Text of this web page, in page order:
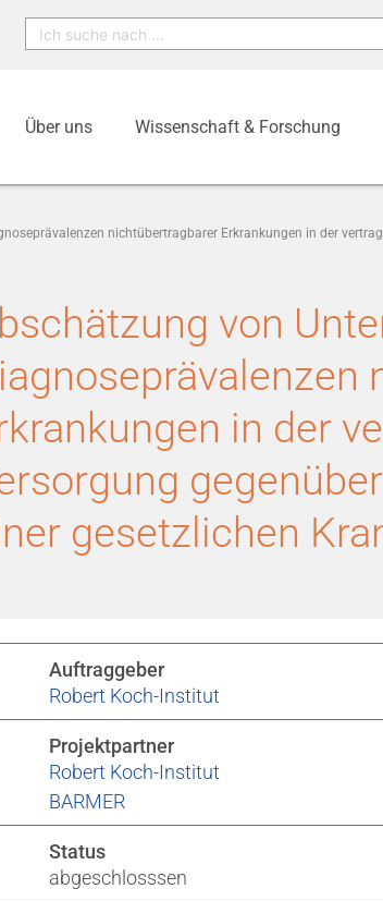
Über uns Wissenschaft & Forschung
nichtübertragbarer Erkrankungen in der
von
in der
gesetzlichen
Auftraggeber
Robert Koch-Institut
Projektpartner
Robert Koch-Institut
BARMER
Status
abgeschlosssen